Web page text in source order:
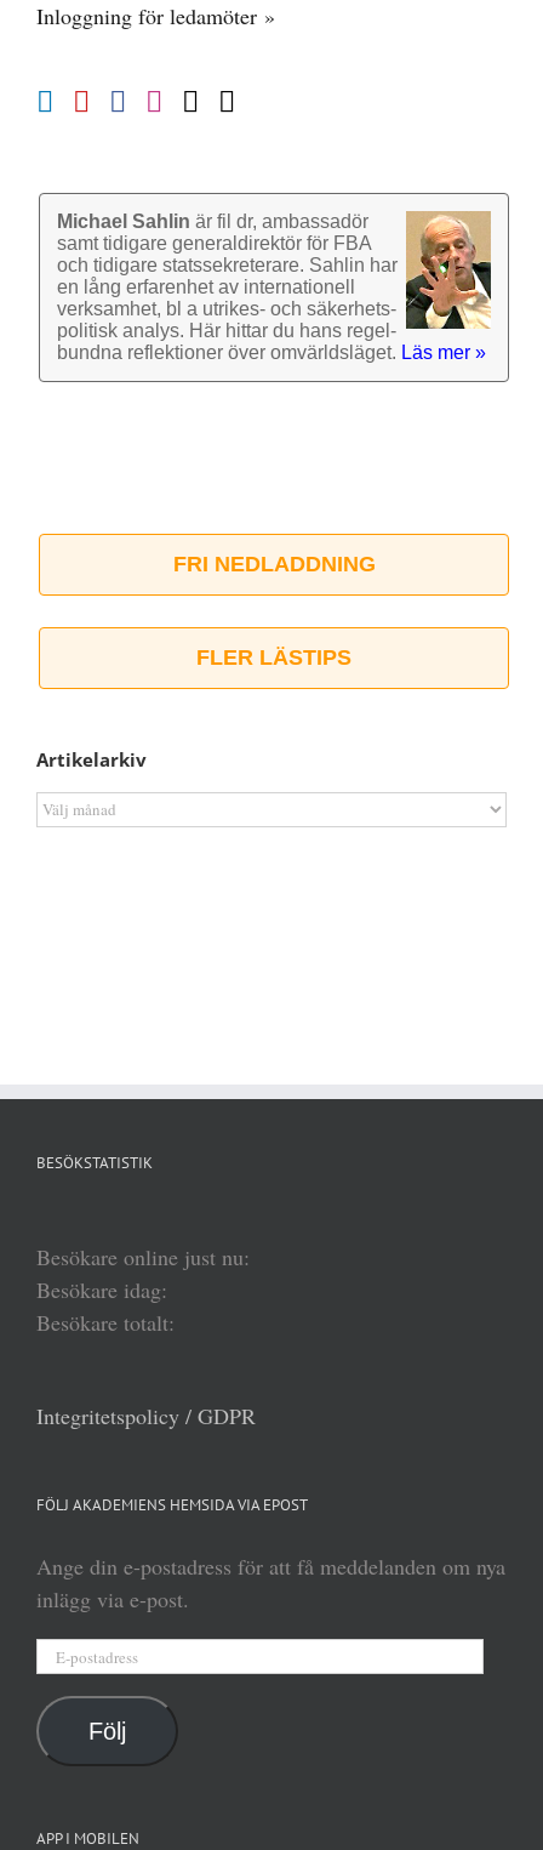
Inloggning för ledamöter »
Michael Sahlin är fil dr, ambassadör
samt tidigare general­direktör för FBA
och tidigare stats­sekre­terare. Sahlin har
en lång erfarenhet av inter­nationell
verk­samhet, bl a utrikes- och säkerhets­
politisk analys. Här hittar du hans regel­
bundna reflek­tioner över omvärlds­läget. Läs mer »
FRI NEDLADDNING
FLER LÄSTIPS
Artikelarkiv
Artikelarkiv
BESÖKSTATISTIK
Besökare online just nu:
Besökare idag:
Besökare totalt:
Integritetspolicy / GDPR
FÖLJ AKADEMIENS HEMSIDA VIA EPOST
Ange din e-postadress för att få meddelanden om nya
inlägg via e-post.
Följ
APP I MOBILEN